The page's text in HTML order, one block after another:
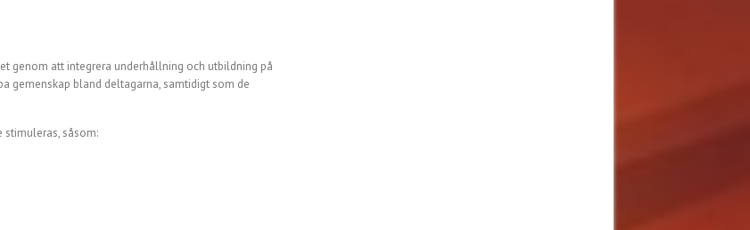
genom att integrera underhållning och utbildning på
gemenskap bland deltagarna, samtidigt som de
såsom: